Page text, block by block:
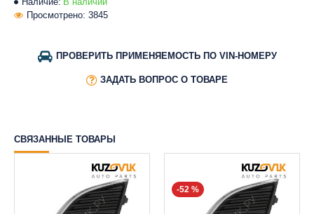
Просмотрено: 3845
ПРОВЕРИТЬ ПРИМЕНЯЕМОСТЬ ПО VIN-НОМЕРУ
ЗАДАТЬ ВОПРОС О ТОВАРЕ
СВЯЗАННЫЕ ТОВАРЫ
-52 %